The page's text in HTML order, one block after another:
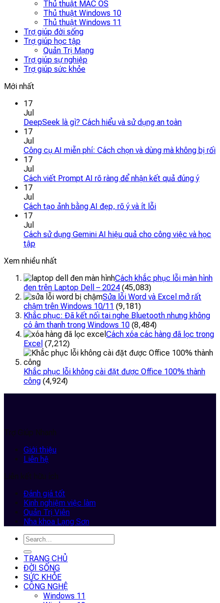
Thủ thuật MAC OS
Thủ thuật Windows 10
Thủ thuật Windows 11
Trợ giúp đời sống
Trợ giúp học tập
Quản Trị Mạng
Trợ giúp sự nghiệp
Trợ giúp sức khỏe
Mới nhất
17
Jul
DeepSeek là gì? Cách hiểu và sử dụng an toàn
17
Jul
Công cụ AI miễn phí: Cách chọn và dùng mà không bị rối
17
Jul
Cách viết Prompt AI rõ ràng để nhận kết quả đúng ý
17
Jul
Cách tạo ảnh bằng AI đẹp, rõ ý và ít lỗi
17
Jul
Cách sử dụng Gemini AI hiệu quả cho công việc và học
tập
Xem nhiều nhất
Cách khắc phục lỗi màn hình
đen trên Laptop Dell – 2024 (45,083)
Sửa lỗi Word và Excel mở rất
chậm trên Windows 10/11 (9,181)
Khắc phục: Đã kết nối tai nghe Bluetooth nhưng không
có âm thanh trong Windows 10 (8,484)
Cách xóa các hàng đã lọc trong
Excel (7,212)
Khắc phục lỗi không cài đặt được Office 100% thành
công (4,924)
Trợ Giúp Nhanh
Giới thiệu
Liên hệ
Liên kết hữu ích
Đánh giá tốt
Kinh nghiệm việc làm
Quản Trị Viên
Nha khoa Lạng Sơn
TRANG CHỦ
ĐỜI SỐNG
SỨC KHỎE
CÔNG NGHỆ
Windows 11